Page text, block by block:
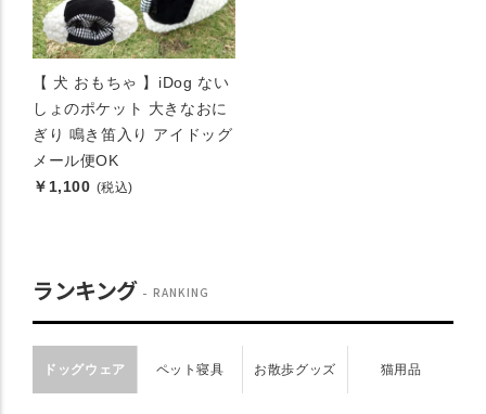
【 犬 おもちゃ 】iDog ない
しょのポケット 大きなおに
ぎり 鳴き笛入り アイドッグ
メール便OK
￥1,100 (税込)
ランキング RANKING
ドッグウェア ペット寝具 お散歩グッズ 猫用品